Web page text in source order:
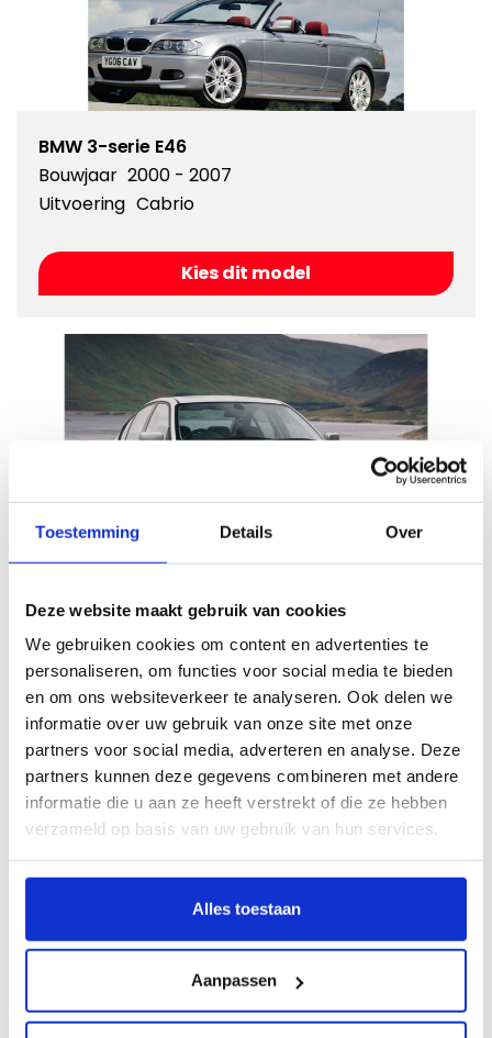
Toestemming Details Over
Deze website maakt gebruik van cookies
We gebruiken cookies om content en advertenties te
personaliseren, om functies voor social media te bieden
en om ons websiteverkeer te analyseren. Ook delen we
informatie over uw gebruik van onze site met onze
partners voor social media, adverteren en analyse. Deze
partners kunnen deze gegevens combineren met andere
informatie die u aan ze heeft verstrekt of die ze hebben
verzameld op basis van uw gebruik van hun services.
Alles toestaan
Aanpassen
BMW 3-serie E46
Bouwjaar 2000 - 2007
Uitvoering Cabrio
Kies dit model
Bouwjaar 1999 - 2006
Kies dit model
Bouwjaar 1992 - 1999